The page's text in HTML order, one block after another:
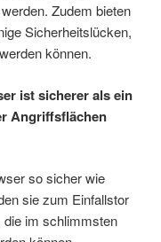
Zudem bieten
Sicherheitslücken,
können.
ist sicherer als ein
Angriffsflächen
so sicher wie
sie zum Einfallstor
die im schlimmsten